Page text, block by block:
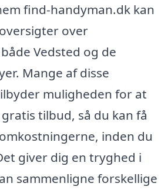
find-handyman.dk kan
over
Vedsted og de
Mange af disse
muligheden for at
tilbud, så du kan få
inden du
giver dig en tryghed i
sammenligne forskellige